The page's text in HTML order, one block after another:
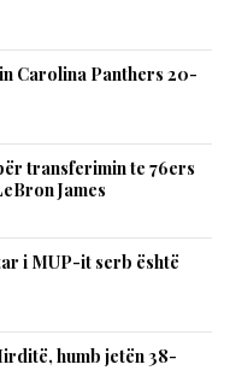
Carolina Panthers 20-
transferimin te 76ers
James
i MUP-it serb është
humb jetën 38-